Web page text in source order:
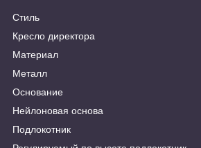
Стиль
Кресло директора
Материал
Металл
Основание
Нейлоновая основа
Подлокотник